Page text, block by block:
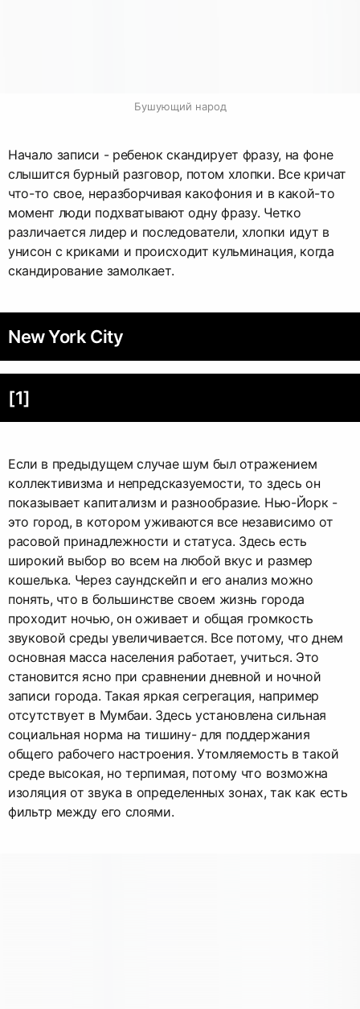
Бушующий народ
Начало записи - ребенок скандирует фразу, на фоне
слышится бурный разговор, потом хлопки. Все кричат
что-то свое, неразборчивая какофония и в какой-то
момент люди подхватывают одну фразу. Четко
различается лидер и последователи, хлопки идут в
унисон с криками и происходит кульминация, когда
скандирование замолкает.
New York City
[1]
Если в предыдущем случае шум был отражением
коллективизма и непредсказуемости, то здесь он
показывает капитализм и разнообразие. Нью-Йорк -
это город, в котором уживаются все независимо от
расовой принадлежности и статуса. Здесь есть
широкий выбор во всем на любой вкус и размер
кошелька. Через саундскейп и его анализ можно
понять, что в большинстве своем жизнь города
проходит ночью, он оживает и общая громкость
звуковой среды увеличивается. Все потому, что днем
основная масса населения работает, учиться. Это
становится ясно при сравнении дневной и ночной
записи города. Такая яркая сегрегация, например
отсутствует в Мумбаи. Здесь установлена сильная
социальная норма на тишину- для поддержания
общего рабочего настроения. Утомляемость в такой
среде высокая, но терпимая, потому что возможна
изоляция от звука в определенных зонах, так как есть
фильтр между его слоями.